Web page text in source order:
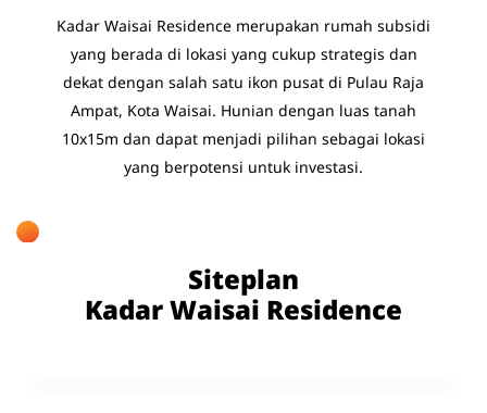
Kadar Waisai Residence merupakan rumah subsidi
yang berada di lokasi yang cukup strategis dan
dekat dengan salah satu ikon pusat di Pulau Raja
Ampat, Kota Waisai. Hunian dengan luas tanah
10x15m dan dapat menjadi pilihan sebagai lokasi
yang berpotensi untuk investasi.
Siteplan
Kadar Waisai Residence